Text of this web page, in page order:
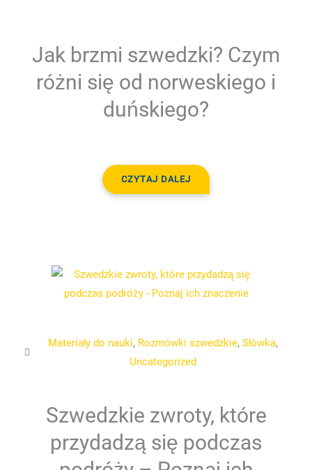
Jak brzmi szwedzki? Czym
różni się od norweskiego i
duńskiego?
CZYTAJ DALEJ
Materiały do nauki, Rozmówki szwedzkie, Słówka,
Uncategorized
Szwedzkie zwroty, które
przydadzą się podczas